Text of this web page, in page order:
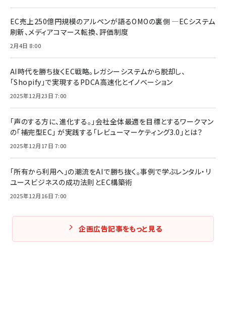
EC売上250億円規模のアルペンが語るOMOの裏側 ―ECシステム
刷新、メディアコマース転換、評価制度
2月4日 8:00
AI時代を勝ち抜くEC戦略。レガシーシステムから脱却し、
「Shopify」で実現するPDCA高速化とイノベーション
2025年12月23日 7:00
「声のする方に、進化する。」会社全体最適を目標とするワークマン
の「補完型EC」 が実践する「レビューマーケティング3.0」とは？
2025年12月17日 7:00
「所有から利用へ」の潮流をAIで勝ち抜く。事例で学ぶレンタル・リ
ユースビジネスの成功法則とEC構築術
2025年12月16日 7:00
企画広告記事をもっと見る